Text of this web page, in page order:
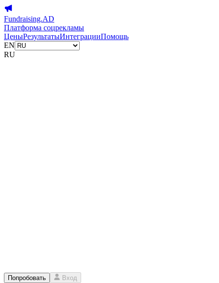
Fundraising.AD
Платформа соцрекламы
ЦеныРезультатыИнтеграцииПомощь
EN
RU
Попробовать Вход